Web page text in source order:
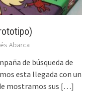
Abarca
de búsqueda de
esta llegada con un
mostramos sus […]